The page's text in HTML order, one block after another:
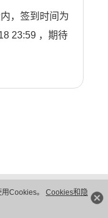
Cookies。 Cookies和隐
，签到时间为
23:59 ，期待